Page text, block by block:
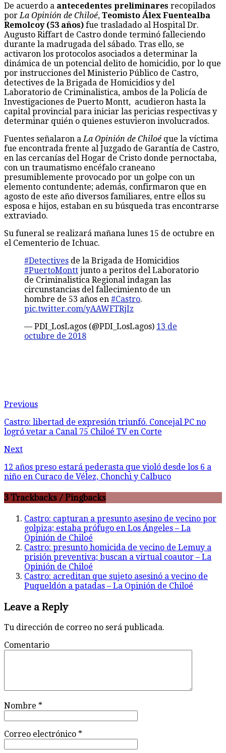
De acuerdo a antecedentes preliminares recopilados
porLa Opinión de Chiloé, Teomisto Álex Fuentealba
Remolcoy (53 años) fue trasladado al Hospital Dr.
Augusto Riffart de Castro donde terminó falleciendo
durante la madrugada del sábado. Tras ello, se
activaron los protocolos asociados a determinar la
dinámica de un potencial delito de homicidio, por lo que
por instrucciones del Ministerio Público de Castro,
detectives de la Brigada de Homicidios y del
Laboratorio de Criminalistica, ambos de la Policía de
Investigaciones de Puerto Montt, acudieron hasta la
capital provincial para iniciar las pericias respectivas y
determinar quién o quienes estuvieron involucrados.
Fuentes señalaron aLa Opinión de Chiloé que la víctima
fue encontrada frente al Juzgado de Garantía de Castro,
en las cercanías del Hogar de Cristo donde pernoctaba,
con un traumatismo encéfalo craneano
presumiblemente provocado por un golpe con un
elemento contundente; además, confirmaron que en
agosto de este año diversos familiares, entre ellos su
esposa e hijos, estaban en su búsqueda tras encontrarse
extraviado.
Su funeral se realizará mañana lunes 15 de octubre en
el Cementerio de Ichuac.
#Detectives de la Brigada de Homicidios
#PuertoMontt junto a peritos del Laboratorio
de Criminalistica Regional indagan las
circunstancias del fallecimiento de un
hombre de 53 años en #Castro.
pic.twitter.com/yAAWFTRjIz
— PDI_LosLagos (@PDI_LosLagos) 13 de
octubre de 2018
Previous
Castro: libertad de expresión triunfó. Concejal PC no
logró vetar a Canal 75 Chiloé TV en Corte
Next
12 años preso estará pederasta que violó desde los 6 a
niño en Curaco de Vélez, Chonchi y Calbuco
3 Trackbacks / Pingbacks
Castro: capturan a presunto asesino de vecino por
golpiza; estaba prófugo en Los Ángeles – La
Opinión de Chiloé
Castro: presunto homicida de vecino de Lemuy a
prisión preventiva; buscan a virtual coautor – La
Opinión de Chiloé
Castro: acreditan que sujeto asesinó a vecino de
Puqueldón a patadas – La Opinión de Chiloé
Leave a Reply
Tu dirección de correo no será publicada.
Comentario
Nombre *
Correo electrónico *